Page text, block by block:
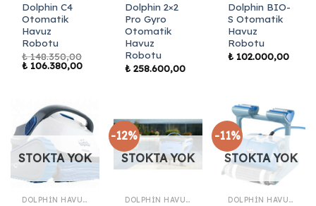
Dolphin C4
Otomatik
Havuz
Robotu
₺148.350,00
Orijinal
fiyat:
₺ 106.380,00Şu
Dolphin 2×2
Pro Gyro
Otomatik
Havuz
Robotu
₺ 258.600,00
Dolphin BIO-
S Otomatik
Havuz
Robotu
₺ 102.000,00
STOKTA YOK
DOLPHIN HAVUZ ROBOTLARI
-12%
STOKTA YOK
DOLPHIN HAVUZ ROBOTLARI
-11%
STOKTA YOK
DOLPHIN HAVUZ ROBOTLARI